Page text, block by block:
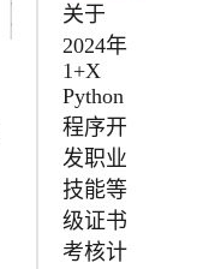
关于
2024年
1+X
Python
程序开
发职业
技能等
级证书
考核计